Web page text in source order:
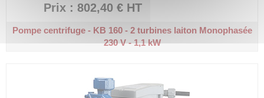
Prix : 802,40 € HT
Pompe centrifuge - KB 160 - 2 turbines laiton Monophasée
230 V - 1,1 kW